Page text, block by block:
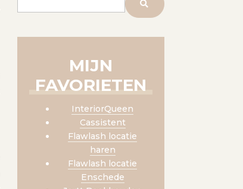
MIJN
FAVORIETEN
InteriorQueen
Cassistent
Flawlash locatie
haren
Flawlash locatie
Enschede